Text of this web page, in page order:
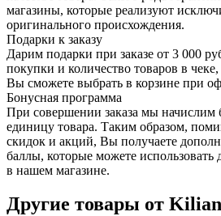
магазины, которые реализуют
оригинального происхождения.
Подарки к заказу
Дарим подарки при заказе от 3 000
покупки и количество товаров в
Вы сможете выбрать в корзине при
Бонусная программа
При совершении заказа мы начислим
единицу товара. Таким образом,
скидок и акций, Вы получаете
баллы, которые можете использовать
в нашем магазине.
Другие товары от Kilian